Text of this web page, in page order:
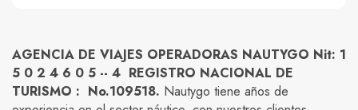
WhatsApp Llamar
AGENCIA DE VIAJES OPERADORAS NAUTYGO Nit: 1
5 0 2 4 6 0 5 -- 4 REGISTRO NACIONAL DE
TURISMO : No.109518. Nautygo tiene años de